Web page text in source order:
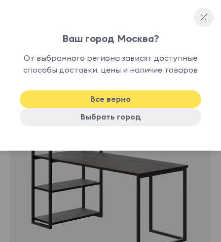
наличии
Ваш город Москва?
От выбранного региона зависят доступные
способы доставки, цены и наличие товаров
Все верно
Выбрать город